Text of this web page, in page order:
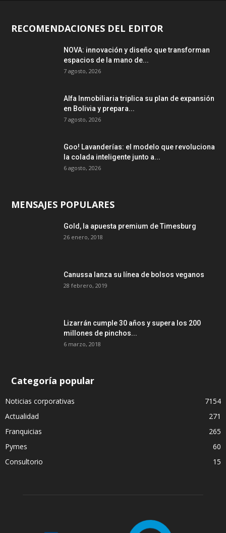
RECOMENDACIONES DEL EDITOR
NOVA: innovación y diseño que transforman
espacios de la mano de...
7 agosto, 2026
Alfa Inmobiliaria triplica su plan de expansión
en Bolivia y prepara...
7 agosto, 2026
Goo! Lavanderías: el modelo que revoluciona
la colada inteligente junto a...
6 agosto, 2026
MENSAJES POPULARES
Gold, la apuesta premium de Timesburg
26 enero, 2018
Canussa lanza su línea de bolsos veganos
28 febrero, 2019
Lizarrán cumple 30 años y supera los 200
millones de pinchos...
6 marzo, 2018
Categoría popular
Noticias corporativas
7154
Actualidad
271
Franquicias
265
Pymes
60
Consultorio
15